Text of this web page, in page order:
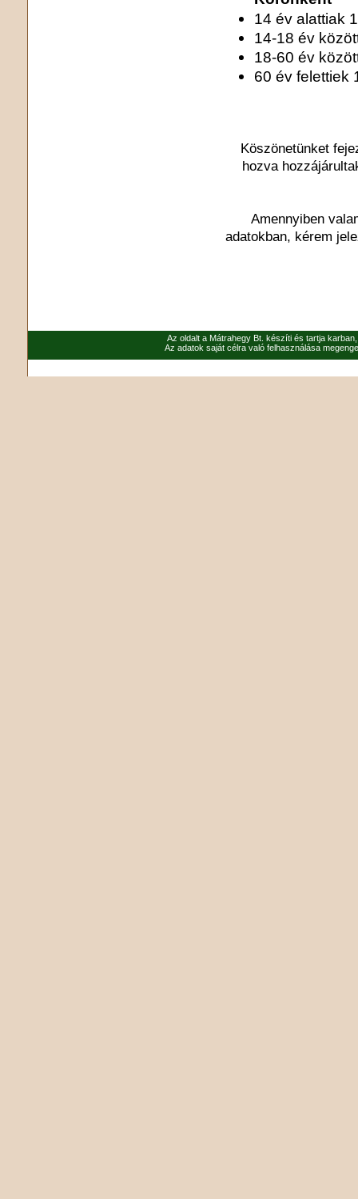
14 év alattiak
14-18 év
18-60 év
60 év felettiek
Köszönetünket
hozva
Amennyiben
adatokban, kérem
Az oldalt a Mátrahegy Bt. készíti és tartja
Az adatok saját célra való felhasználása